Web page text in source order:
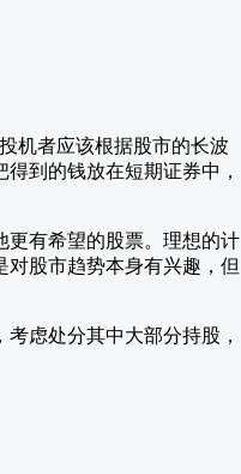
机者应该根据股市的长波
到的钱放在短期证券中，
更有希望的股票。理想的计
股市趋势本身有兴趣，但
虑处分其中大部分持股，